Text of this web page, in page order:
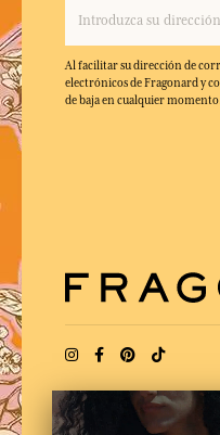
Al facilitar su dirección de
electrónicos de Fragonard y
de baja en cualquier